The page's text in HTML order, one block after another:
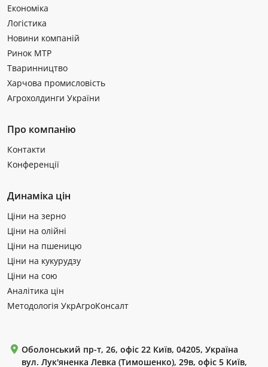
Економіка
Логістика
Новини компаній
Ринок МТР
Тваринництво
Харчова промисловість
Агрохолдинги України
Про компанію
Контакти
Конференції
Динаміка цін
Ціни на зерно
Ціни на олійні
Ціни на пшеницю
Ціни на кукурудзу
Ціни на сою
Аналітика цін
Методологія УкрАгроКонсалт
Оболонський пр-т, 26, офіс 22 Київ, 04205, Україна
вул. Лук'яненка Левка (Тимошенко), 29в, офіс 5 Київ,